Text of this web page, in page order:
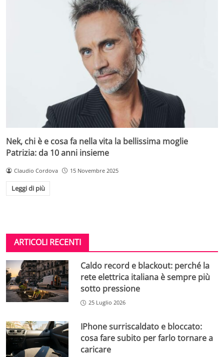
Nek, chi è e cosa fa nella vita la bellissima moglie
Patrizia: da 10 anni insieme
Claudio Cordova 15 Novembre 2025
Leggi di più
ARTICOLI RECENTI
Caldo record e blackout: perché la
rete elettrica italiana è sempre più
sotto pressione
25 Luglio 2026
IPhone surriscaldato e bloccato:
cosa fare subito per farlo tornare a
caricare